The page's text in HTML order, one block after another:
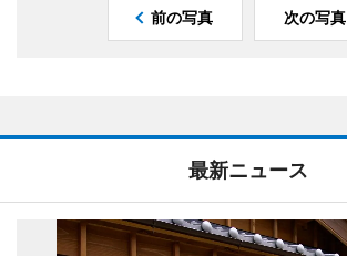
前の写真 次の写真
最新ニュース